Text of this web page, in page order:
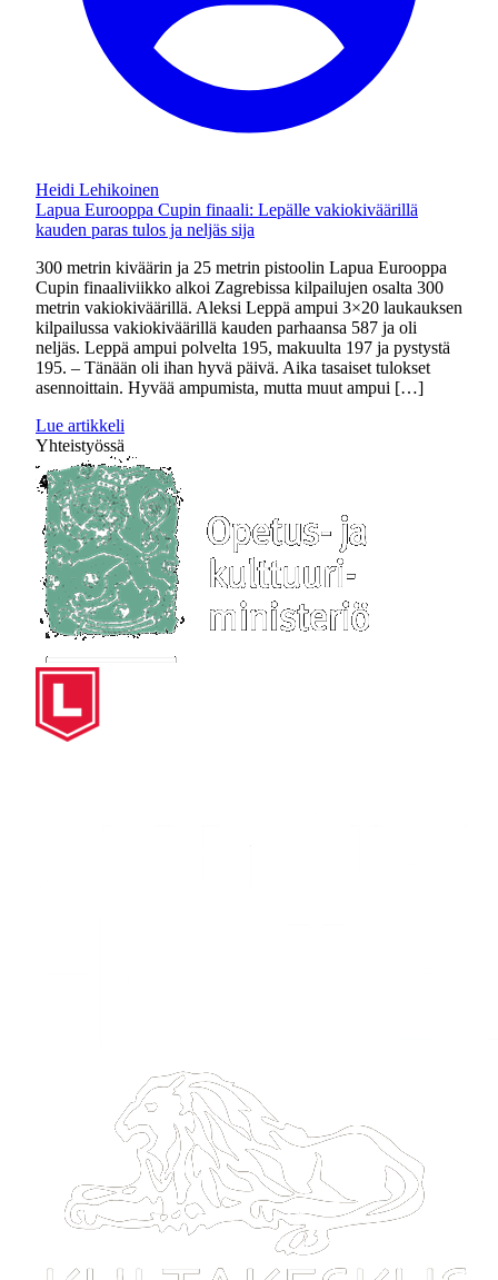
Heidi Lehikoinen
Lapua Eurooppa Cupin finaali: Lepälle vakiokiväärillä
kauden paras tulos ja neljäs sija
300 metrin kiväärin ja 25 metrin pistoolin Lapua Eurooppa
Cupin finaaliviikko alkoi Zagrebissa kilpailujen osalta 300
metrin vakiokiväärillä. Aleksi Leppä ampui 3×20 laukauksen
kilpailussa vakiokiväärillä kauden parhaansa 587 ja oli
neljäs. Leppä ampui polvelta 195, makuulta 197 ja pystystä
195. – Tänään oli ihan hyvä päivä. Aika tasaiset tulokset
asennoittain. Hyvää ampumista, mutta muut ampui […]
Lue artikkeli
Yhteistyössä